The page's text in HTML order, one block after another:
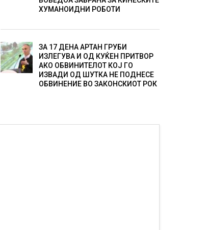
ХУМАНОИДНИ РОБОТИ
ЗА 17 ДЕНА АРТАН ГРУБИ
ИЗЛЕГУВА И ОД КУЌЕН ПРИТВОР
АКО ОБВИНИТЕЛОТ КОЈ ГО
ИЗВАДИ ОД ШУТКА НЕ ПОДНЕСЕ
ОБВИНЕНИЕ ВО ЗАКОНСКИОТ РОК